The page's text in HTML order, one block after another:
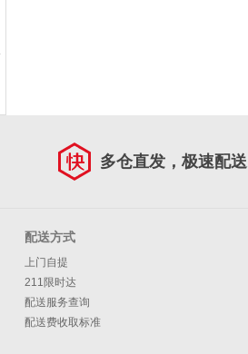
多仓直发，极速配送
配送方式
上门自提
211限时达
配送服务查询
配送费收取标准